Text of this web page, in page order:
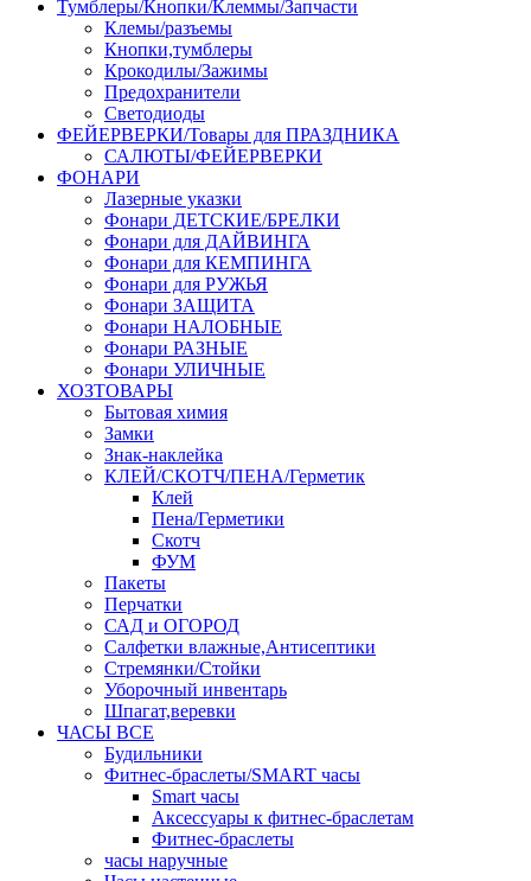
Тумблеры/Кнопки/Клеммы/Запчасти
Клемы/разъемы
Кнопки,тумблеры
Крокодилы/Зажимы
Предохранители
Светодиоды
ФЕЙЕРВЕРКИ/Товары для ПРАЗДНИКА
САЛЮТЫ/ФЕЙЕРВЕРКИ
ФОНАРИ
Лазерные указки
Фонари ДЕТСКИЕ/БРЕЛКИ
Фонари для ДАЙВИНГА
Фонари для КЕМПИНГА
Фонари для РУЖЬЯ
Фонари ЗАЩИТА
Фонари НАЛОБНЫЕ
Фонари РАЗНЫЕ
Фонари УЛИЧНЫЕ
ХОЗТОВАРЫ
Бытовая химия
Замки
Знак-наклейка
КЛЕЙ/СКОТЧ/ПЕНА/Герметик
Клей
Пена/Герметики
Скотч
ФУМ
Пакеты
Перчатки
САД и ОГОРОД
Салфетки влажные,Антисептики
Стремянки/Стойки
Уборочный инвентарь
Шпагат,веревки
ЧАСЫ ВСЕ
Будильники
Фитнес-браслеты/SMART часы
Smart часы
Аксессуары к фитнес-браслетам
Фитнес-браслеты
часы наручные